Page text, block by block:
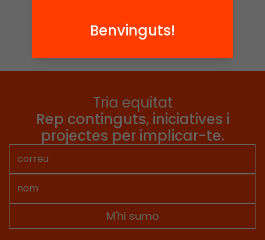
Tria equitat
Rep continguts, iniciatives i
projectes per implicar-te.
Benvinguts!